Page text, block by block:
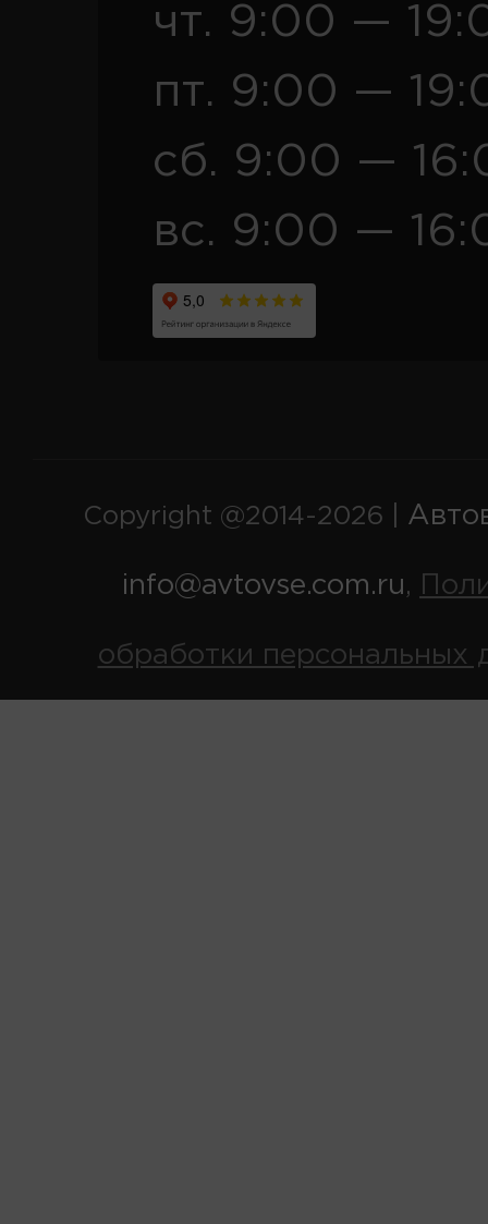
чт. 9:00 —
пт. 9:00 —
сб. 9:00 —
вс. 9:00 —
Copyright @2014-2026 |
info@avtovse.com.ru,
обработки персональных